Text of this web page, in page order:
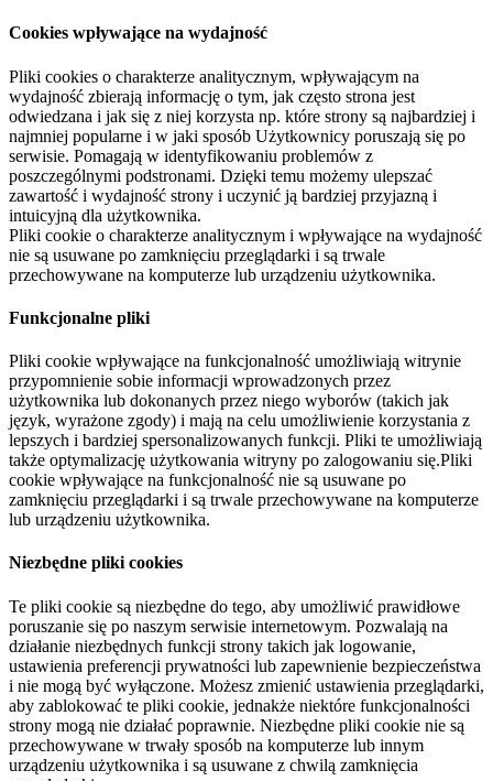
Cookies wpływające na wydajność
Pliki cookies o charakterze analitycznym, wpływającym na
wydajność zbierają informację o tym, jak często strona jest
odwiedzana i jak się z niej korzysta np. które strony są najbardziej i
najmniej popularne i w jaki sposób Użytkownicy poruszają się po
serwisie. Pomagają w identyfikowaniu problemów z
poszczególnymi podstronami. Dzięki temu możemy ulepszać
zawartość i wydajność strony i uczynić ją bardziej przyjazną i
intuicyjną dla użytkownika.
Pliki cookie o charakterze analitycznym i wpływające na wydajność
nie są usuwane po zamknięciu przeglądarki i są trwale
przechowywane na komputerze lub urządzeniu użytkownika.
Funkcjonalne pliki
Pliki cookie wpływające na funkcjonalność umożliwiają witrynie
przypomnienie sobie informacji wprowadzonych przez
użytkownika lub dokonanych przez niego wyborów (takich jak
język, wyrażone zgody) i mają na celu umożliwienie korzystania z
lepszych i bardziej spersonalizowanych funkcji. Pliki te umożliwiają
także optymalizację użytkowania witryny po zalogowaniu się.Pliki
cookie wpływające na funkcjonalność nie są usuwane po
zamknięciu przeglądarki i są trwale przechowywane na komputerze
lub urządzeniu użytkownika.
Niezbędne pliki cookies
Te pliki cookie są niezbędne do tego, aby umożliwić prawidłowe
poruszanie się po naszym serwisie internetowym. Pozwalają na
działanie niezbędnych funkcji strony takich jak logowanie,
ustawienia preferencji prywatności lub zapewnienie bezpieczeństwa
i nie mogą być wyłączone. Możesz zmienić ustawienia przeglądarki,
aby zablokować te pliki cookie, jednakże niektóre funkcjonalności
strony mogą nie działać poprawnie. Niezbędne pliki cookie nie są
przechowywane w trwały sposób na komputerze lub innym
urządzeniu użytkownika i są usuwane z chwilą zamknięcia